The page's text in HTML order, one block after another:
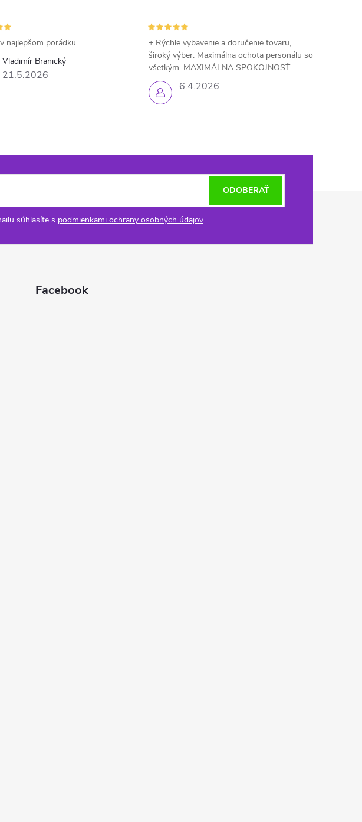
Vladimír Branický
21.5.2026
najlepšom porádku
6.4.2026
+ Rýchle vybavenie a doručenie tovaru,
široký výber. Maximálna ochota personálu so
všetkým. MAXIMÁLNA SPOKOJNOSŤ
súhlasíte s podmienkami ochrany osobných údajov
ODOBERAŤ
Facebook